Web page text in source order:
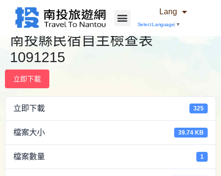
Lang
Select Language ▼
南投縣民宿自主檢查表
1091215
立即下載
立即下載 325
檔案大小 39.74 KB
檔案數量 1